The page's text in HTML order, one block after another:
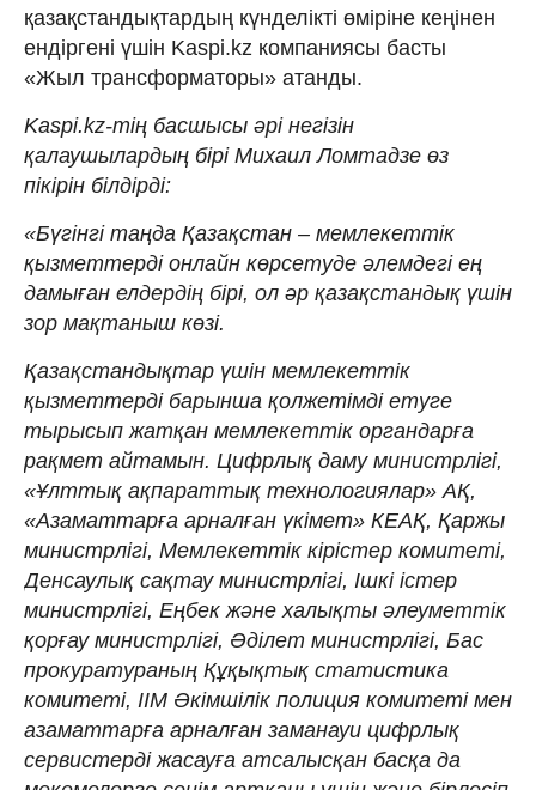
қазақстандықтардың күнделікті өміріне кеңінен
ендіргені үшін Kaspi.kz компаниясы басты
«Жыл трансформаторы» атанды.
Kaspi.kz-тің басшысы әрі негізін
қалаушылардың бірі Михаил Ломтадзе өз
пікірін білдірді:
«Бүгінгі таңда Қазақстан – мемлекеттік
қызметтерді онлайн көрсетуде әлемдегі ең
дамыған елдердің бірі, ол әр қазақстандық үшін
зор мақтаныш көзі.
Қазақстандықтар үшін мемлекеттік
қызметтерді барынша қолжетімді етуге
тырысып жатқан мемлекеттік органдарға
рақмет айтамын. Цифрлық даму министрлігі,
«Ұлттық ақпараттық технологиялар» АҚ,
«Азаматтарға арналған үкімет» КЕАҚ, Қаржы
министрлігі, Мемлекеттік кірістер комитеті,
Денсаулық сақтау министрлігі, Ішкі істер
министрлігі, Еңбек және халықты әлеуметтік
қорғау министрлігі, Әділет министрлігі, Бас
прокуратураның Құқықтық статистика
комитеті, ІІМ Әкімшілік полиция комитеті мен
азаматтарға арналған заманауи цифрлық
сервистерді жасауға атсалысқан басқа да